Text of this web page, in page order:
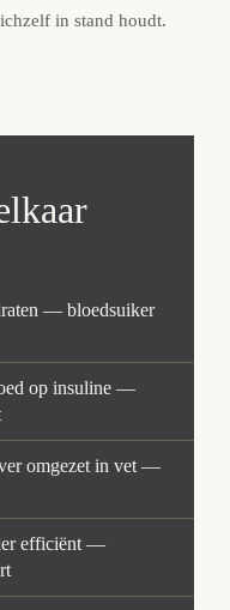
in stand houdt.
— bloedsuiker
op insuline —
omgezet in vet —
efficiënt —